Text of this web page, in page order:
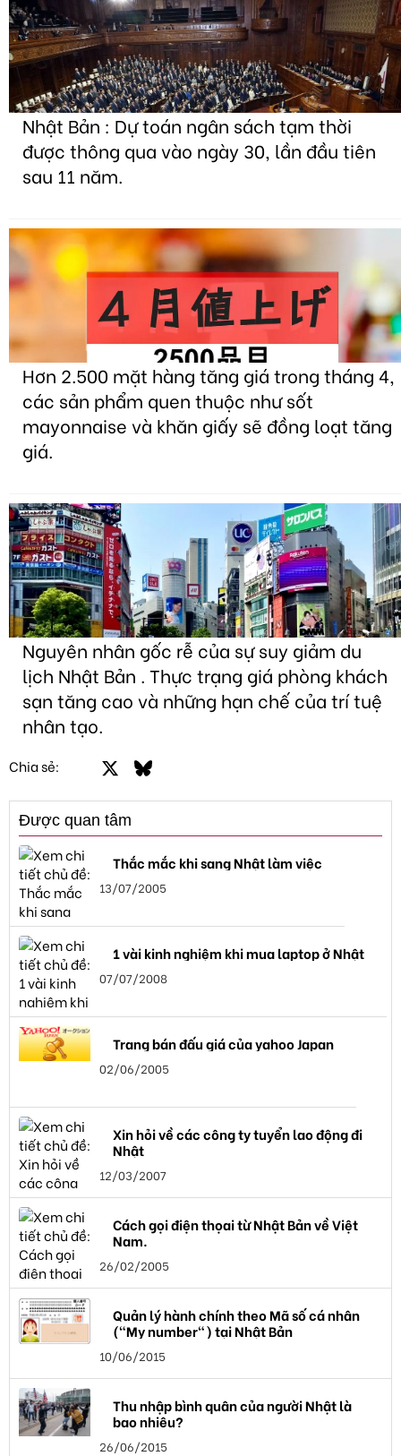
Nhật Bản : Dự toán ngân sách tạm thời
được thông qua vào ngày 30, lần đầu tiên
sau 11 năm.
Hơn 2.500 mặt hàng tăng giá trong tháng 4,
các sản phẩm quen thuộc như sốt
mayonnaise và khăn giấy sẽ đồng loạt tăng
giá.
Nguyên nhân gốc rễ của sự suy giảm du
lịch Nhật Bản . Thực trạng giá phòng khách
sạn tăng cao và những hạn chế của trí tuệ
nhân tạo.
Chia sẻ: FacebookBluesky
Được quan tâm
Thắc mắc khi sang Nhật làm việc
13/07/2005
1 vài kinh nghiệm khi mua laptop ở Nhật
07/07/2008
Trang bán đấu giá của yahoo Japan
02/06/2005
Xin hỏi về các công ty tuyển lao động đi
Nhật
12/03/2007
Cách gọi điện thọai từ Nhật Bản về Việt
Nam.
26/02/2005
Quản lý hành chính theo Mã số cá nhân
("My number") tại Nhật Bản
10/06/2015
Thu nhập bình quân của người Nhật là
bao nhiêu?
26/06/2015